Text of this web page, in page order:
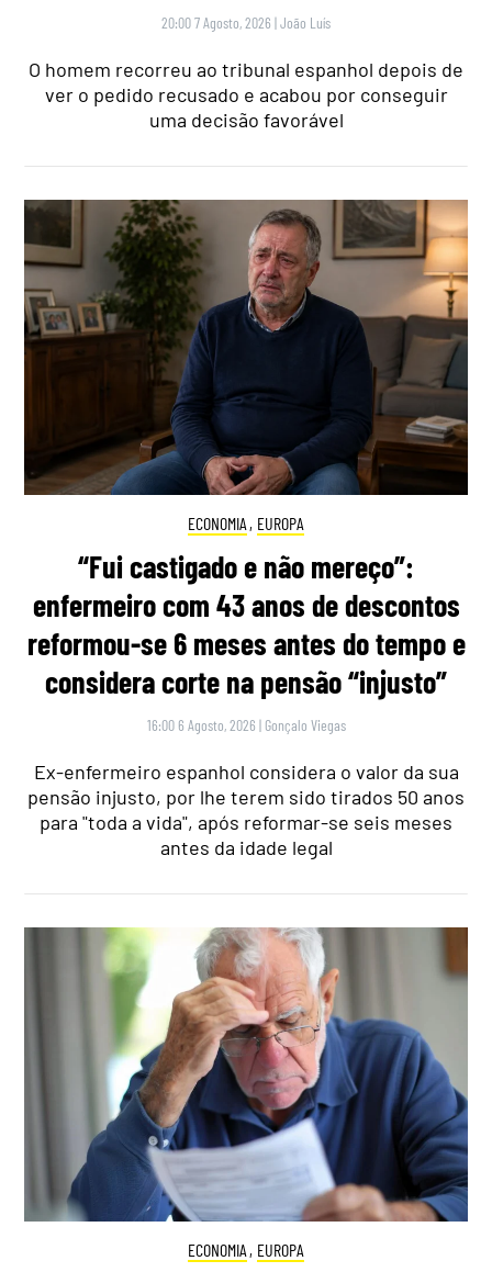
20:00 7 Agosto, 2026 |João Luís
O homem recorreu ao tribunal espanhol depois de
ver o pedido recusado e acabou por conseguir
uma decisão favorável
ECONOMIA , EUROPA
“Fui castigado e não mereço”:
enfermeiro com 43 anos de descontos
reformou-se 6 meses antes do tempo e
considera corte na pensão “injusto”
16:00 6 Agosto, 2026 | Gonçalo Viegas
Ex-enfermeiro espanhol considera o valor da sua
pensão injusto, por lhe terem sido tirados 50 anos
para "toda a vida", após reformar-se seis meses
antes da idade legal
ECONOMIA , EUROPA